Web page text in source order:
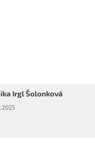
Irgl Šolonková
obchodu je 5 z 5 hvězdiček.